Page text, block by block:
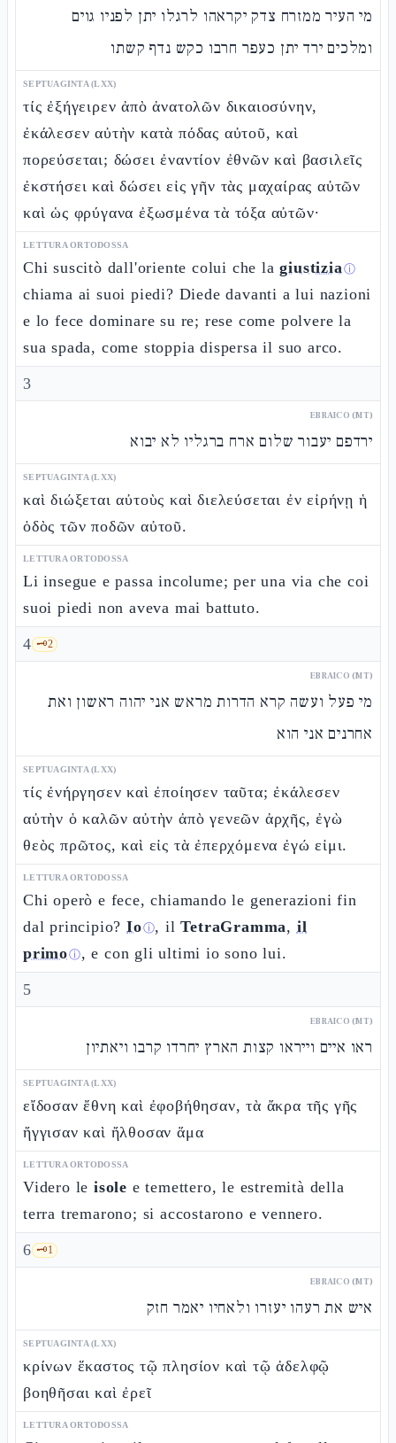
מי העיר ממזרח צדק יקראהו לרגלו יתן לפניו גוים
ומלכים ירד יתן כעפר חרבו כקש נדף קשתו
SEPTUAGINTA (LXX)
τίς ἐξήγειρεν ἀπὸ ἀνατολῶν δικαιοσύνην,
ἐκάλεσεν αὐτὴν κατὰ πόδας αὐτοῦ, καὶ
πορεύσεται; δώσει ἐναντίον ἐθνῶν καὶ βασιλεῖς
ἐκστήσει καὶ δώσει εἰς γῆν τὰς μαχαίρας αὐτῶν
καὶ ὡς φρύγανα ἐξωσμένα τὰ τόξα αὐτῶν·
LETTURA ORTODOSSA
Chi suscitò dall'oriente colui che lagiustiziaⓘ
chiama ai suoi piedi? Diede davanti a lui nazioni
e lo fece dominare su re; rese come polvere la
sua spada, come stoppia dispersa il suo arco.
3
EBRAICO (MT)
ירדפם יעבור שלום ארח ברגליו לא יבוא
SEPTUAGINTA (LXX)
καὶ διώξεται αὐτοὺς καὶ διελεύσεται ἐν εἰρήνῃ ἡ
ὁδὸς τῶν ποδῶν αὐτοῦ.
LETTURA ORTODOSSA
Li insegue e passa incolume; per una via che coi
suoi piedi non aveva mai battuto.
4 🗝️2
EBRAICO (MT)
מי פעל ועשה קרא הדרות מראש אני יהוה ראשון ואת
אחרנים אני הוא
SEPTUAGINTA (LXX)
τίς ἐνήργησεν καὶ ἐποίησεν ταῦτα; ἐκάλεσεν
αὐτὴν ὁ καλῶν αὐτὴν ἀπὸ γενεῶν ἀρχῆς, ἐγὼ
θεὸς πρῶτος, καὶ εἰς τὰ ἐπερχόμενα ἐγώ εἰμι.
LETTURA ORTODOSSA
Chi operò e fece, chiamando le generazioni fin
dal principio?Ioⓘ, ilTetraGramma, il
primoⓘ, e con gli ultimi io sono lui.
5
EBRAICO (MT)
ראו איים וייראו קצות הארץ יחרדו קרבו ויאתיון
SEPTUAGINTA (LXX)
εἴδοσαν ἔθνη καὶ ἐφοβήθησαν, τὰ ἄκρα τῆς γῆς
ἤγγισαν καὶ ἤλθοσαν ἅμα
LETTURA ORTODOSSA
Videro le isole e temettero, le estremità della
terra tremarono; si accostarono e vennero.
6 🗝️1
EBRAICO (MT)
איש את רעהו יעזרו ולאחיו יאמר חזק
SEPTUAGINTA (LXX)
κρίνων ἕκαστος τῷ πλησίον καὶ τῷ ἀδελφῷ
βοηθῆσαι καὶ ἐρεῖ
LETTURA ORTODOSSA